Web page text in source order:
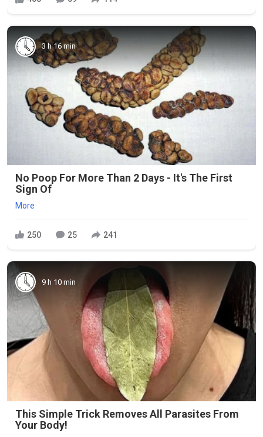
3 h 16 min
No Poop For More Than 2 Days - It's The First
Sign Of
More
250 25 241
9 h 10 min
This Simple Trick Removes All Parasites From
Your Body!